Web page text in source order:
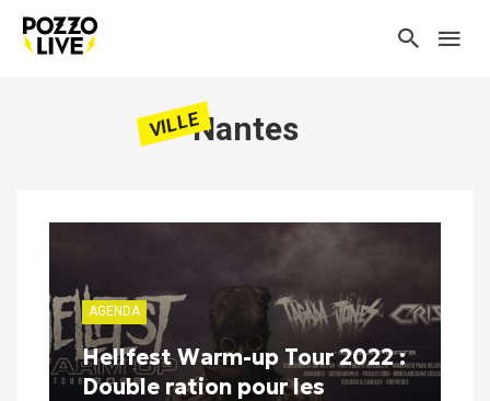
VILLENantes
AGENDA
Hellfest Warm-up Tour 2022 :
Double ration pour les